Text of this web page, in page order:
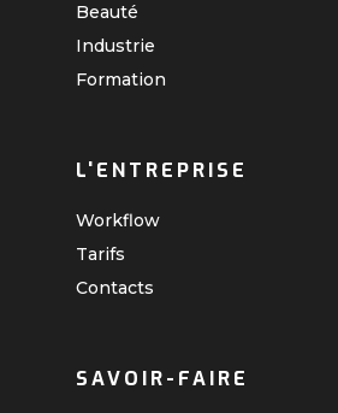
Beauté
Industrie
Formation
L'ENTREPRISE
Workflow
Tarifs
Contacts
SAVOIR-FAIRE